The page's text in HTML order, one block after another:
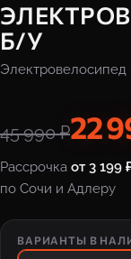
Б/У
Электровелосипед ·
45 990 ₽22
Рассрочка от 3 199
по Сочи и Адлеру
ВАРИАНТЫ В